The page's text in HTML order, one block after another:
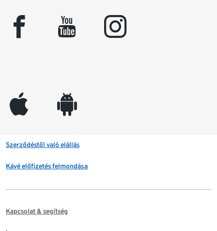
facebook youtube instagram
appleinc android
Szerződéstől való elállás
Kávé előfizetés felmondása
Kapcsolat & segítség